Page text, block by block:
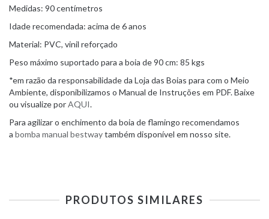
Medidas: 90 centímetros
Idade recomendada: acima de 6 anos
Material: PVC, vinil reforçado
Peso máximo suportado para a boia de 90 cm: 85 kgs
*em razão da responsabilidade da Loja das Boias para com o Meio
Ambiente, disponibilizamos o Manual de Instruções em PDF. Baixe
ou visualize porAQUI.
Para agilizar o enchimento da boia de flamingo recomendamos
a bomba manual bestwaytambém disponível em nosso site.
PRODUTOS SIMILARES